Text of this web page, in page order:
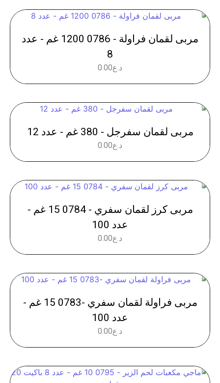
مربى لقمان فراولة - 0786 1200 غم - عدد
8
د.ع0.00
مربى لقمان سفرجل - 380 غم - عدد 12
د.ع0.00
مربى كرز لقمان سفري - 0784 15 غم -
عدد 100
د.ع0.00
مربى فراولة لقمان سفري -0783 15 غم -
عدد 100
د.ع0.00